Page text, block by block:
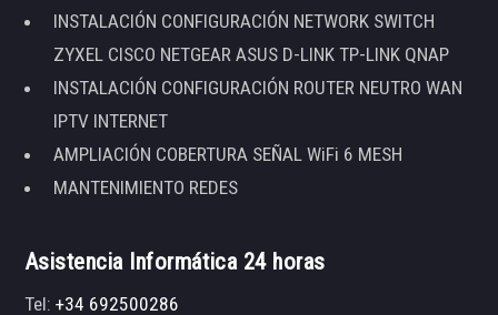
INSTALACIÓN CONFIGURACIÓN NETWORK SWITCH
ZYXEL CISCO NETGEAR ASUS D-LINK TP-LINK QNAP
INSTALACIÓN CONFIGURACIÓN ROUTER NEUTRO WAN
IPTV INTERNET
AMPLIACIÓN COBERTURA SEÑAL WiFi 6 MESH
MANTENIMIENTO REDES
Asistencia Informática 24 horas
Tel:+34 692500286